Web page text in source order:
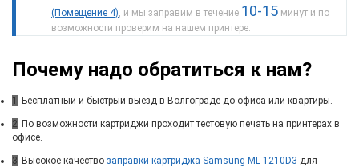
(Помещение 4) , и мы заправим в течение 10-15 минут и по
возможности проверим на нашем принтере.
Почему надо обратиться к нам?
1 Бесплатный и быстрый выезд в Волгограде до офиса или квартиры.
2 По возможности картриджи проходит тестовую печать на принтерах в
офисе.
3 Высокое качество заправки картриджа Samsung ML-1210D3 для